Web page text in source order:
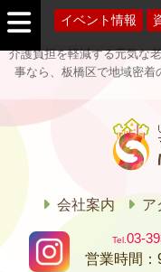
介護負担を軽減する元気な
事なら、板橋区で地域密着
会社案内 ア
03-
営業時間：
イベント情報